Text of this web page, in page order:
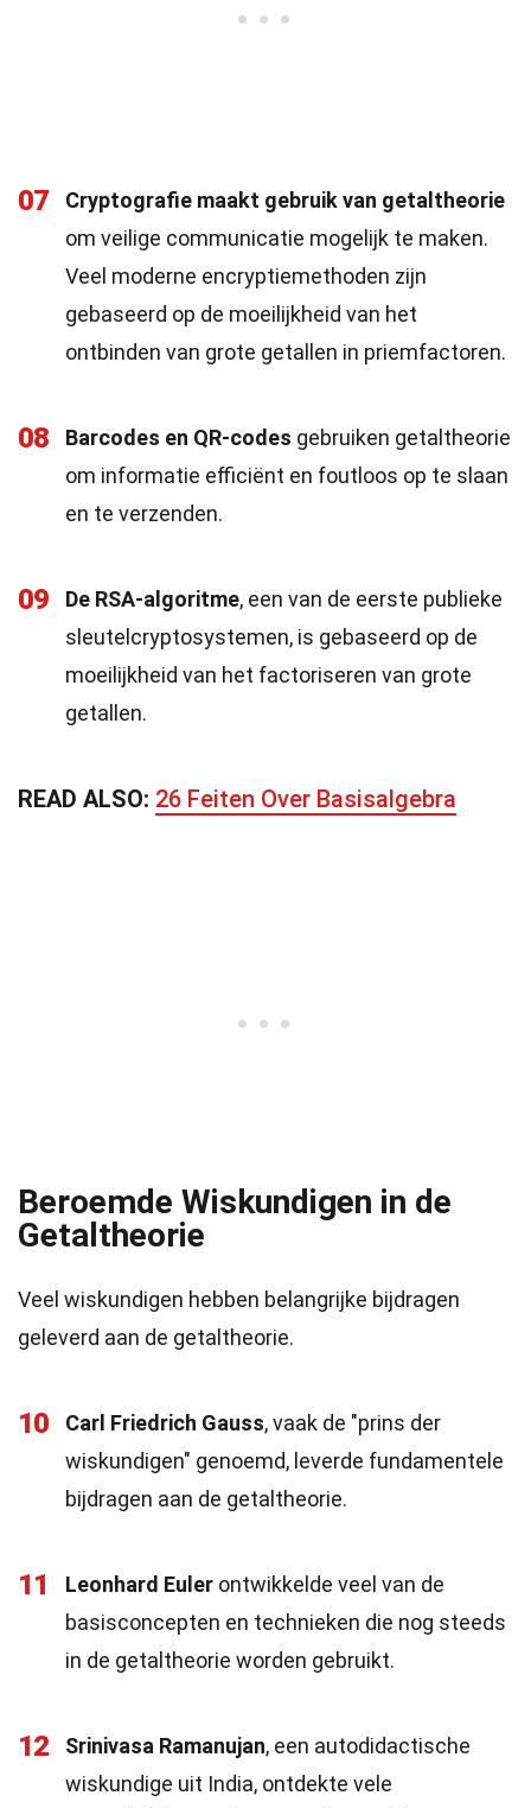
07
Cryptografie maakt gebruik van getaltheorie
om veilige communicatie mogelijk te maken.
Veel moderne encryptiemethoden zijn
gebaseerd op de moeilijkheid van het
ontbinden van grote getallen in priemfactoren.
08 Barcodes en QR-codes gebruiken getaltheorie
om informatie efficiënt en foutloos op te slaan
en te verzenden.
09 De RSA-algoritme, een van de eerste publieke
sleutelcryptosystemen, is gebaseerd op de
moeilijkheid van het factoriseren van grote
getallen.
READ ALSO: 26 Feiten Over Basisalgebra
Beroemde Wiskundigen in de
Getaltheorie
Veel wiskundigen hebben belangrijke bijdragen
geleverd aan de getaltheorie.
10 Carl Friedrich Gauss, vaak de "prins der
wiskundigen" genoemd, leverde fundamentele
bijdragen aan de getaltheorie.
11 Leonhard Euler ontwikkelde veel van de
basisconcepten en technieken die nog steeds
in de getaltheorie worden gebruikt.
12 Srinivasa Ramanujan, een autodidactische
wiskundige uit India, ontdekte vele